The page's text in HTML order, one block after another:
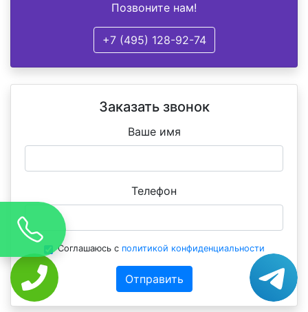
Позвоните нам!
+7 (495) 128-92-74
Заказать звонок
Ваше имя
Телефон
Соглашаюсь с политикой конфиденциальности
Отправить